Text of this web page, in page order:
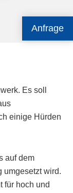
Anfrage
Es soll
einige Hürden
auf dem
umgesetzt wird.
für hoch und